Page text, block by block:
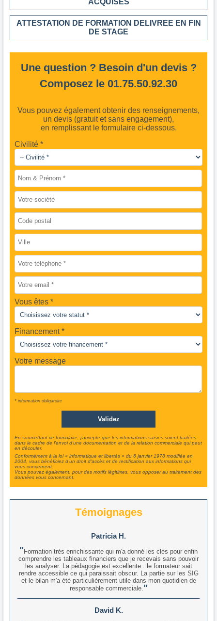
ACQUISES
ATTESTATION DE FORMATION DELIVREE EN FIN
DE STAGE
Une question ? Besoin d'un devis ?
Composez le 01.75.50.92.30
Vous pouvez également obtenir des renseignements,
un devis (gratuit et sans engagement),
en remplissant le formulaire ci-dessous.
Civilité *
Vous êtes
Financement *
Votre message
* information obligatoire
En soumettant ce formulaire, j'accepte que les informations saisies soient traitées
dans le cadre de l'envoi d'une documentation et de la relation commerciale qui peut
en découler.
Conformément à la loi « informatique et libertés » du 6 janvier 1978 modifiée en
2004, vous bénéficiez d'un droit d'accès et de rectification aux informations qui
vous concernent.
Vous pouvez également, pour des motifs légitimes, vous opposer au traitement des
données vous concernant.
Témoignages
Patricia H.
Formation très enrichissante qui m'a donné les clés pour enfin
comprendre les tableaux financiers que je recevais sans pouvoir
les analyser. La pédagogie est excellente : le formateur sait
rendre accessible ce qui paraissait obscur. La partie sur les SIG
et le bilan m'a été particulièrement utile dans mon quotidien de
responsable commerciale.
David K.